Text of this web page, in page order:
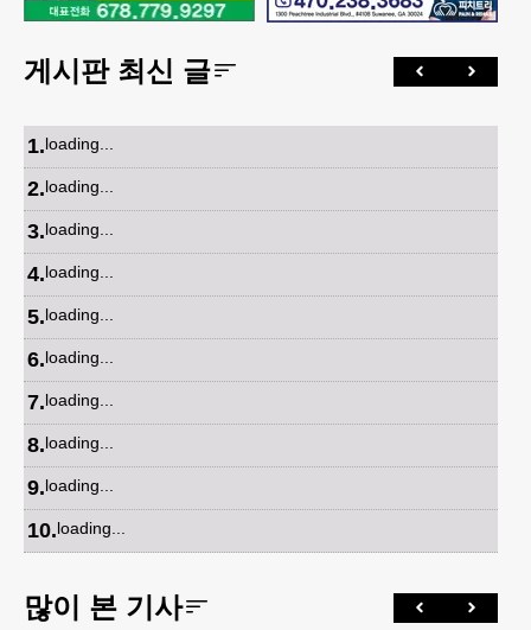
게시판 최신 글
1.loading...
2.loading...
3.loading...
4.loading...
5.loading...
6.loading...
7.loading...
8.loading...
9.loading...
10.loading...
많이 본 기사